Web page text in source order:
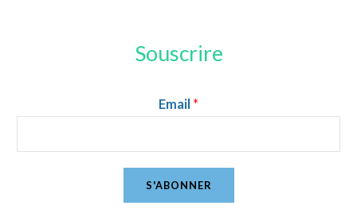
Souscrire
Email *
S'ABONNER